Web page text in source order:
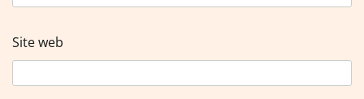
Site web